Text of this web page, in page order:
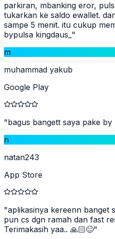
parkiran, mbanking eror,
tukarkan ke saldo ewallet.
sampe 5 menit. itu cukup
bypulsa kingdaus_ "
m
muhammad yakub
Google Play
"bagus bangett saya pake by
n
natan243
App Store
"aplikasinya kereenn banget
pun cs dgn ramah dan fast
Terimakasih yaa.. 🙏🏻😊"